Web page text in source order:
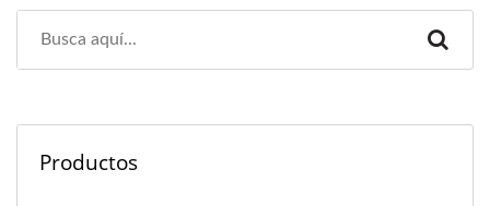
Productos